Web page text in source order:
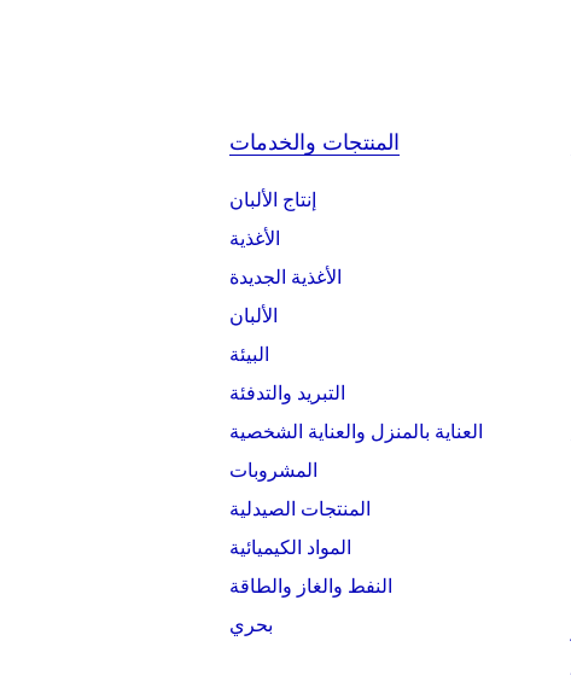
المنتجات والخدمات
إنتاج الألبان
الأغذية
الأغذية الجديدة
الألبان
البيئة
التبريد والتدفئة
العناية بالمنزل والعناية الشخصية
المشروبات
المنتجات الصيدلية
المواد الكيميائية
النفط والغاز والطاقة
بحري